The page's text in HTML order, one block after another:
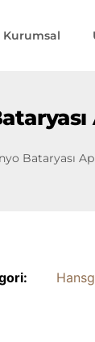
Kurumsal
Bataryası